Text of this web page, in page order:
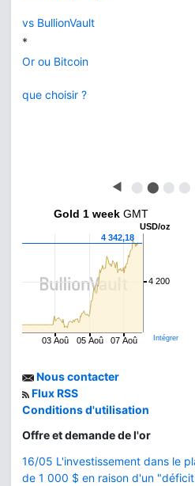
vs BullionVault
*
Or ou Bitcoin
que choisir ?
◀ ⬤ ⬤ ⬤ ⬤
Gold 1 week GMT
USD/oz
4 342,18
03 Aoû 05 Aoû 07 Aoû
4 200
Intégrer
Nous contacter
Flux RSS
Conditions d'utilisation
Offre et demande de l'or
16/05 L'investissement dans le
de 1 000 $ en raison d'un